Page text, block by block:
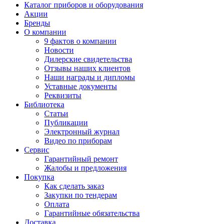
Каталог приборов и оборудования
Акции
Бренды
О компании
9 фактов о компании
Новости
Дилерские свидетельства
Отзывы наших клиентов
Наши награды и дипломы
Уставные документы
Реквизиты
Библиотека
Статьи
Публикации
Электронный журнал
Видео по приборам
Сервис
Гарантийный ремонт
Жалобы и предложения
Покупка
Как сделать заказ
Закупки по тендерам
Оплата
Гарантийные обязательства
Доставка